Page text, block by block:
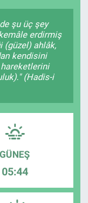
şu üç şey
erdirmiş
(güzel) ahlâk,
kendisini
(Hadis-i
GÜNEŞ
05:44